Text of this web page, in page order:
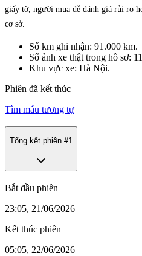
giấy tờ, người mua dễ đánh giá rủi ro
cơ sở.
Số km ghi nhận: 91.000 km.
Số ảnh xe thật trong hồ sơ:
Khu vực xe: Hà Nội.
Phiên đã kết thúc
Tìm mẫu tương tự
Tổng kết phiên #1
Bắt đầu phiên
23:05, 21/06/2026
Kết thúc phiên
05:05, 22/06/2026